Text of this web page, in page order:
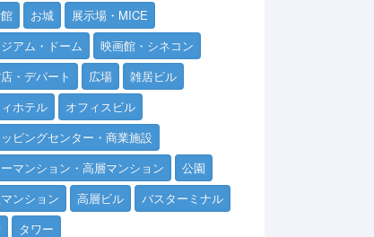
お城
展示場・MICE
アム・ドーム
映画館・シネコン
・デパート
広場
雑居ビル
ホテル
オフィスビル
ピングセンター・商業施設
マンション・高層マンション
公園
ンション
高層ビル
バスターミナル
タワー